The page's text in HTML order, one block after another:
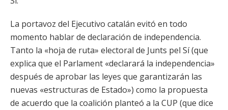
La portavoz del Ejecutivo catalán evitó en todo
momento hablar de declaración de independencia.
Tanto la «hoja de ruta» electoral de Junts pel Sí (que
explica que el Parlament «declarará la independencia»
después de aprobar las leyes que garantizarán las
nuevas «estructuras de Estado») como la propuesta
de acuerdo que la coalición planteó a la CUP (que dice